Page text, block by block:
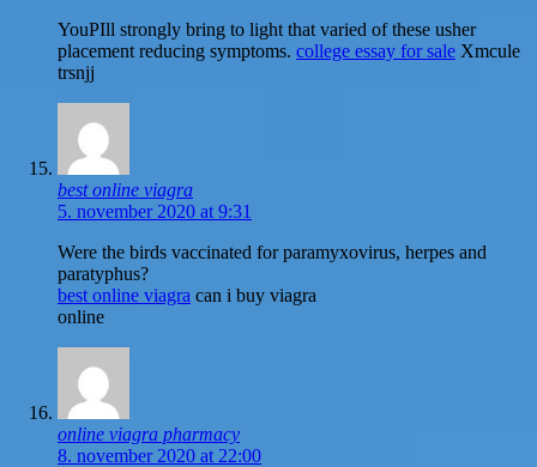
YouРІll strongly bring to light that varied of these usher
placement reducing symptoms. college essay for sale Xmcule
trsnjj
best online viagra
5. november 2020 at 9:31
Were the birds vaccinated for paramyxovirus, herpes and
paratyphus?
best online viagra can i buy viagra
online
online viagra pharmacy
8. november 2020 at 22:00